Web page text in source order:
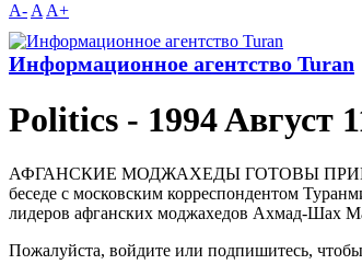
A- A A+
Информационное агентство Turan
Politics - 1994 Aвгуст
АФГАНСКИЕ МОДЖАХЕДЫ ГОТОВЫ ПРИЙТИ
беседе с московским корреспондентом
лидеров афганских моджахедов Ахмад-Шах
Пожалуйста, войдите или подпишитесь,